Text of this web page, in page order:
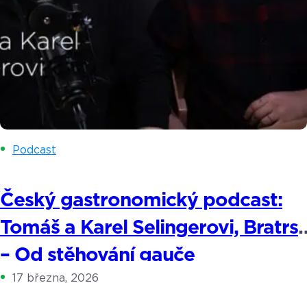
Podcast
Český gastronomický podcast:
Tomáš a Karel Selingerovi, Bratrs
– Od stěhování gauče
17 března, 2026